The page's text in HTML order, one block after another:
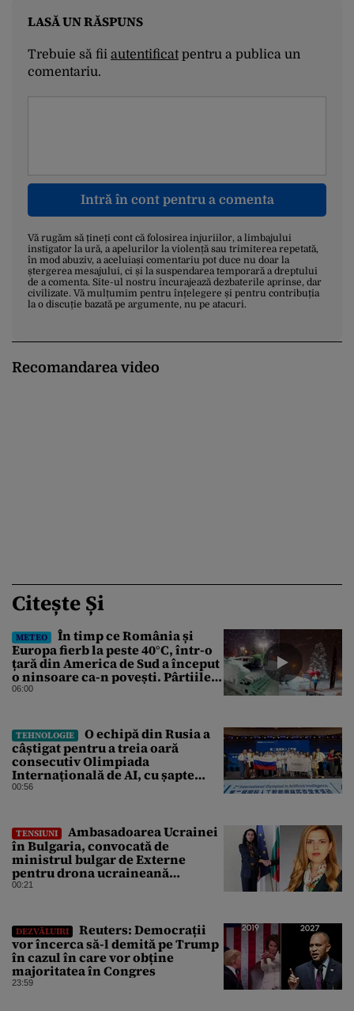
LASĂ UN RĂSPUNS
Trebuie să fii autentificatpentru a publica un
comentariu.
Intră în cont pentru a comenta
Vă rugăm să țineți cont că folosirea injuriilor, a limbajului
instigator la ură, a apelurilor la violență sau trimiterea repetată,
în mod abuziv, a aceluiași comentariu pot duce nu doar la
ștergerea mesajului, ci și la suspendarea temporară a dreptului
de a comenta. Site-ul nostru încurajează dezbaterile aprinse, dar
civilizate. Vă mulțumim pentru înțelegere și pentru contribuția
la o discuție bazată pe argumente, nu pe atacuri.
Recomandarea video
Citește Și
METEO
În timp ce România și
Europa fierb la peste 40°C, într-o
țară din America de Sud a început
o ninsoare ca-n povești. Pârtiile
s-au umplut de schiori
06:00
TEHNOLOGIE
O echipă din Rusia a
câștigat pentru a treia oară
consecutiv Olimpiada
Internațională de AI, cu șapte
medalii din aur și una de bronz
00:56
TENSIUNI
Ambasadoarea Ucrainei
în Bulgaria, convocată de
ministrul bulgar de Externe
pentru drona ucraineană
prăbușită în apropierea
00:21
DEZVĂLUIRI
Reuters: Democrații
vor încerca să-l demită pe Trump
în cazul în care vor obține
majoritatea în Congres
23:59